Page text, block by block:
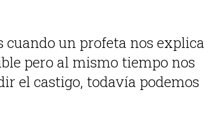
cuando un profeta nos explica
pero al mismo tiempo nos
el castigo, todavía podemos